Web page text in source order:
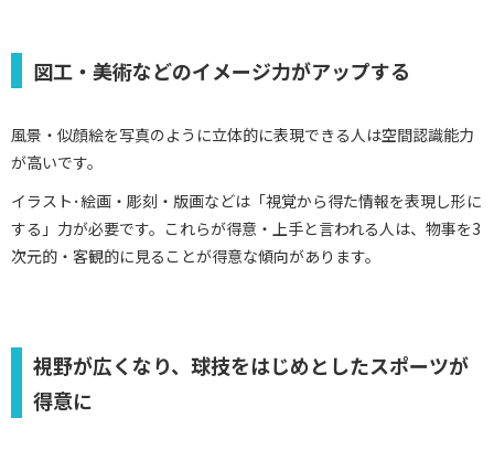
図工・美術などのイメージ力がアップする
風景・似顔絵を写真のように立体的に表現できる人は空間認識能力
が高いです。
イラスト･絵画・彫刻・版画などは「視覚から得た情報を表現し形に
する」力が必要です。これらが得意・上手と言われる人は、物事を3
次元的・客観的に見ることが得意な傾向があります。
視野が広くなり、球技をはじめとしたスポーツが
得意に